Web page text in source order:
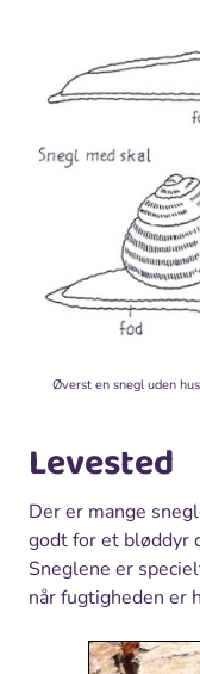
Øverst en snegl uden
Levested
Der er mange
godt for et bløddyr
Sneglene er
når fugtigheden er